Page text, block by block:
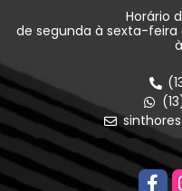
Horário
de segunda à sexta-feira